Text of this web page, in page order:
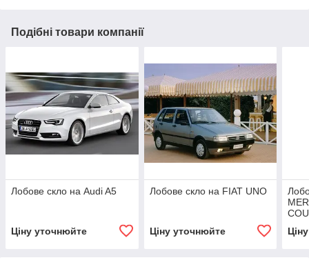
Подібні товари компанії
Лобове скло на Audi A5
Ціну уточнюйте
Лобове скло на FIAT UNO
Ціну уточнюйте